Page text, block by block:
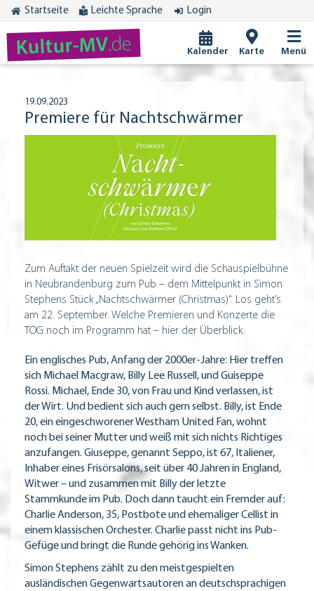
Startseite Leichte Sprache Login
Kultur-MV.de Kalender Karte Menü
19.09.2023
Premiere für Nachtschwärmer
Zum Auftakt der neuen Spielzeit wird die Schauspielbühne
in Neubrandenburg zum Pub – dem Mittelpunkt in Simon
Stephens Stück „Nachtschwärmer (Christmas)“. Los geht’s
am 22. September. Welche Premieren und Konzerte die
TOG noch im Programm hat – hier der Überblick.
Ein englisches Pub, Anfang der 2000er-Jahre: Hier treffen
sich Michael Macgraw, Billy Lee Russell, und Guiseppe
Rossi. Michael, Ende 30, von Frau und Kind verlassen, ist
der Wirt. Und bedient sich auch gern selbst. Billy, ist Ende
20, ein eingeschworener Westham United Fan, wohnt
noch bei seiner Mutter und weiß mit sich nichts Richtiges
anzufangen. Giuseppe, genannt Seppo, ist 67, Italiener,
Inhaber eines Frisörsalons, seit über 40 Jahren in England,
Witwer – und zusammen mit Billy der letzte
Stammkunde im Pub. Doch dann taucht ein Fremder auf:
Charlie Anderson, 35, Postbote und ehemaliger Cellist in
einem klassischen Orchester. Charlie passt nicht ins Pub-
Gefüge und bringt die Runde gehörig ins Wanken.
Simon Stephens zählt zu den meistgespielten
ausländischen Gegenwartsautoren an deutschsprachigen